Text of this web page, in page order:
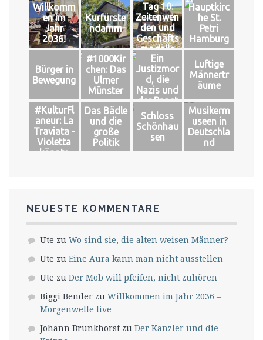
Willkomm
en im
Jahr
2036!
Kurfürste
ndamm
Tag 10:
Zeitenwen
den und
Geschäfts
modelle
Hauptkirc
he St.
Petri
Hamburg
Bürger in
Bewegung
#1000Kir
chen: Das
Ulmer
Münster
Ein
Justizmor
d, die
Nazis und
der Papst
Luftige
Männertr
äume
#KulturFl
aneur: La
Traviata -
Violetta
könnte
Das Bädle
und die
große
Politik
Schloss
Schönhau
sen
Musikerm
useen in
Deutschla
nd
NEUESTE KOMMENTARE
Ute zu Wo sind sie, die alten weisen Männer?
Ute zu Eine Aura kann man nicht ausstellen
Ute zu Der Mob will pfeifen, nicht zuhören
Biggi Bender zu Willkommen im Jahr 2036 –
Morgenwelle live
Johann Brunkhorst zu Der Kanzler und die